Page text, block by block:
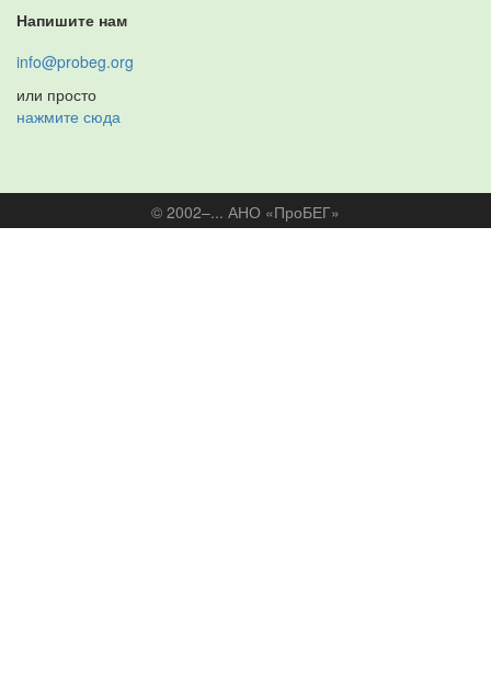
Напишите нам
info@probeg.org
или просто
нажмите сюда
© 2002–... АНО «ПроБЕГ»